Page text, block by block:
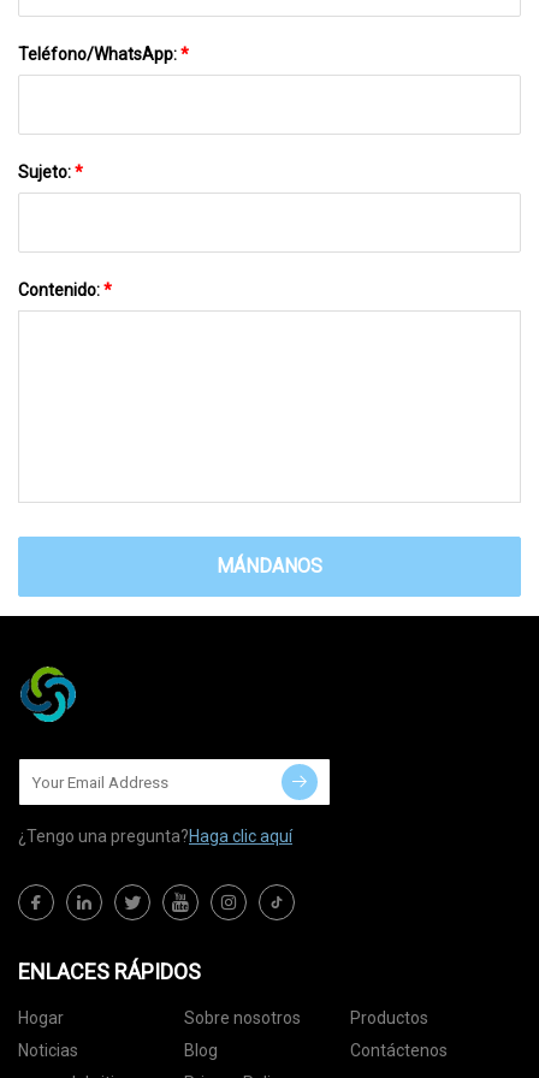
Teléfono/WhatsApp:*
Sujeto:*
Contenido:*
MÁNDANOS
¿Tengo una pregunta?Haga clic aquí
ENLACES RÁPIDOS
Hogar Sobre nosotros
Productos
Noticias
Blog
Contáctenos